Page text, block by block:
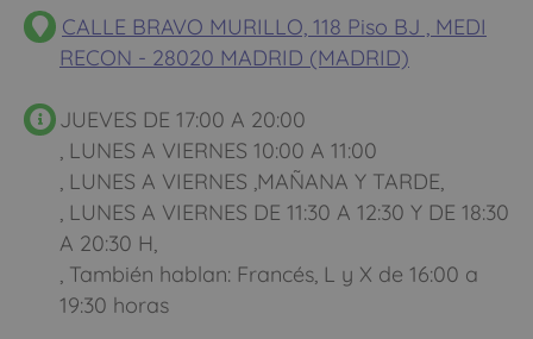
CALLE BRAVO MURILLO, 118 Piso BJ , MEDI
RECON - 28020 MADRID (MADRID)
JUEVES DE 17:00 A 20:00
, LUNES A VIERNES 10:00 A 11:00
, LUNES A VIERNES ,MAÑANA Y TARDE,
, LUNES A VIERNES DE 11:30 A 12:30 Y DE 18:30
A 20:30 H,
, También hablan: Francés, L y X de 16:00 a
19:30 horas